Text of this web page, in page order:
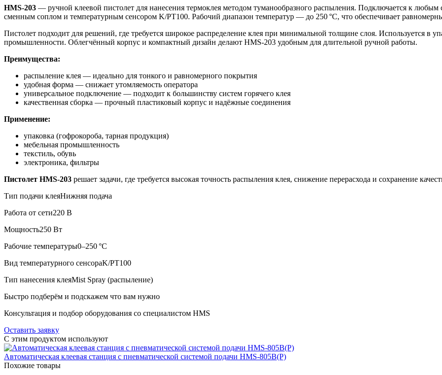
HMS-203 — ручной клеевой пистолет для нанесения термоклея методом туманообразного распыления. Подключается к
сменным соплом и температурным сенсором K/PT100. Рабочий диапазон температур — до 250 °C, что обеспечивает
Пистолет подходит для решений, где требуется широкое распределение клея при минимальной толщине слоя. Используется в
промышленности. Облегчённый корпус и компактный дизайн делают HMS-203 удобным для длительной ручной работы.
Преимущества:
распыление клея — идеально для тонкого и равномерного покрытия
удобная форма — снижает утомляемость оператора
универсальное подключение — подходит к большинству систем горячего клея
качественная сборка — прочный пластиковый корпус и надёжные соединения
Применение:
упаковка (гофрокороба, тарная продукция)
мебельная промышленность
текстиль, обувь
электроника, фильтры
Пистолет HMS-203 решает задачи, где требуется высокая точность распыления клея, снижение перерасхода и сохранение
Тип подачи клеяНижняя подача
Работа от сети220 В
Мощность250 Вт
Рабочие температуры0–250 °C
Вид температурного сенсораK/PT100
Тип нанесения клеяMist Spray (распыление)
Быстро подберём и подскажем что вам нужно
Консультация и подбор оборудования со специалистом HMS
Оставить заявку
C этим продуктом используют
Автоматическая клеевая станция с пневматической системой подачи HMS-805B(P)
Похожие товары